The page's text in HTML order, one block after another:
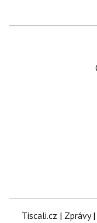
Tiscali.cz | Zprávy|